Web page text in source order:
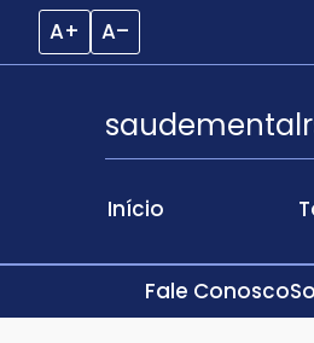
A+ A–
Início
Fale Conosco